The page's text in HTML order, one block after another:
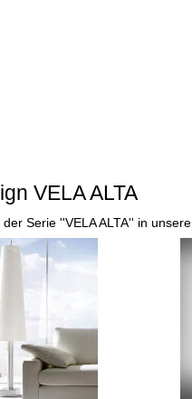
VELA ALTA
Serie ''VELA ALTA'' in